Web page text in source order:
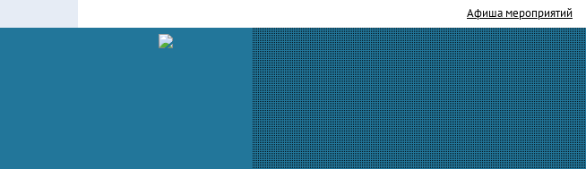
Афиша мероприятий